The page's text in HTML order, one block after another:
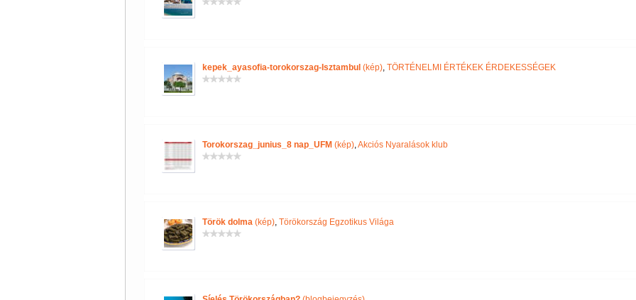
kepek_ayasofia-torokorszag-Isztambul (kép), TÖRTÉNELMI ÉRTÉKEK ÉRDEKESSÉGEK
Torokorszag_junius_8 nap_UFM (kép),Akciós Nyaralások klub
Török dolma(kép), Törökország Egzotikus Világa